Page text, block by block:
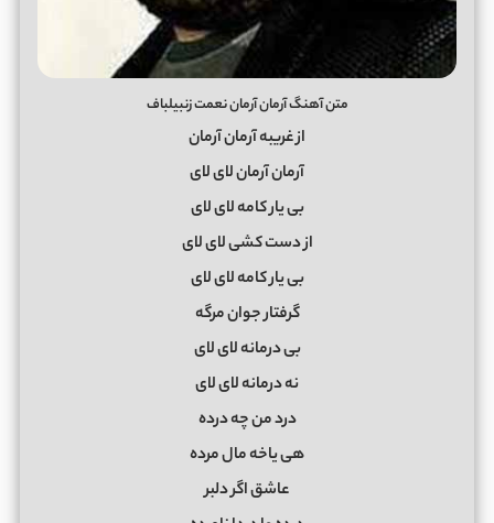
متن آهنگ آرمان آرمان نعمت زنبیلباف
از غریبه آرمان آرمان
آرمان آرمان لای لای
بی یار کامه لای لای
از دست کشی لای لای
بی یار کامه لای لای
گرفتار جوان مرگه
بی درمانه لای لای
نه درمانه لای لای
درد من چه درده
هی یاخه مال مرده
عاشق اگر دلبر